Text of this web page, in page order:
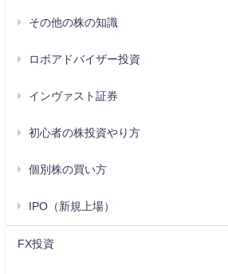
その他の株の知識
ロボアドバイザー投資
インヴァスト証券
初心者の株投資やり方
個別株の買い方
IPO（新規上場）
FX投資